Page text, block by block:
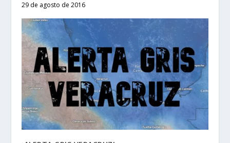
29 de agosto de 2016